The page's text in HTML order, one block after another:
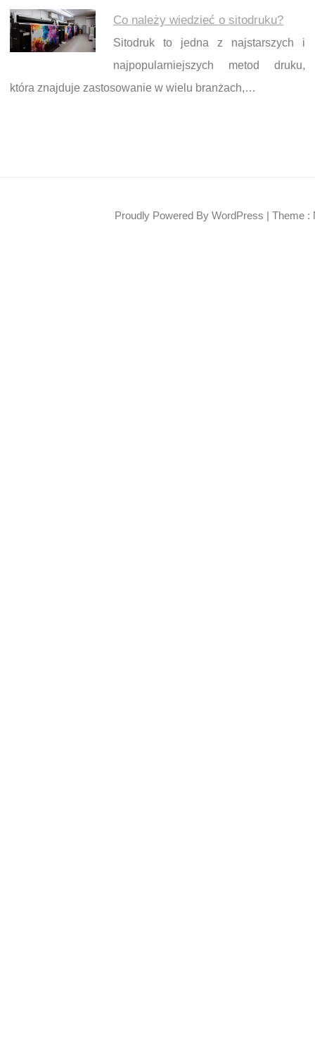
Co należy wiedzieć o sitodruku?
Sitodruk to jedna z najstarszych i
najpopularniejszych metod druku,
która znajduje zastosowanie w wielu branżach,…
Proudly Powered By WordPress | Theme :